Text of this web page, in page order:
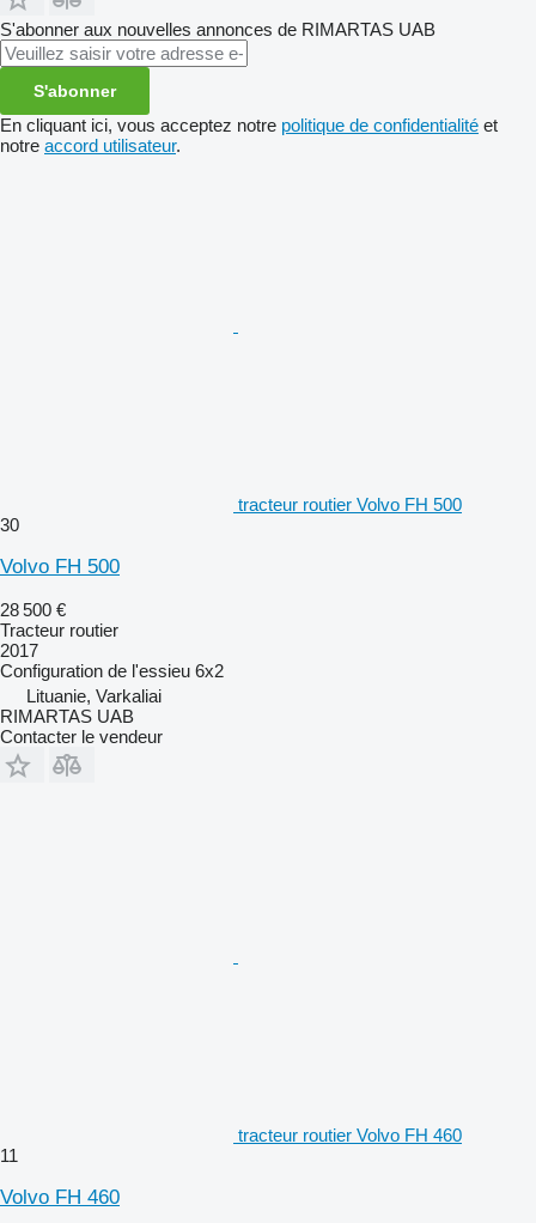
S'abonner aux nouvelles annonces de RIMARTAS UAB
S'abonner
En cliquant ici, vous acceptez notre politique de confidentialité et
notre accord utilisateur.
tracteur routier Volvo FH 500
30
Volvo FH 500
28 500 €
Tracteur routier
2017
Configuration de l'essieu 6x2
Lituanie, Varkaliai
RIMARTAS UAB
Contacter le vendeur
tracteur routier Volvo FH 460
11
Volvo FH 460